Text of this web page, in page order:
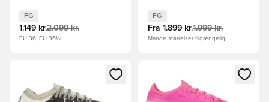
FG
1.149 kr.2.099 kr.
EU 36, EU 36½
FG
Fra 1.899 kr.1.999 kr.
Mange størrelser tilgængelig
Åbner en Modal til at logge ind eller tilmelde dig som
Åbner en Modal til at logge